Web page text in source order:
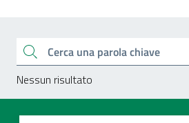
Esplora tutti i
Cerca una parola chiave
Nessun risultato